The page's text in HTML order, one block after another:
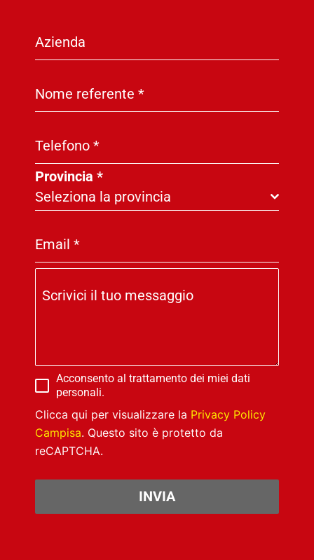
Azienda
Nome referente *
Telefono *
Provincia *
Seleziona la provincia
Email *
Scrivici il tuo messaggio
Acconsento al trattamento dei miei dati
personali.
Clicca qui per visualizzare la Privacy Policy
Campisa. Questo sito è protetto da
reCAPTCHA.
INVIA